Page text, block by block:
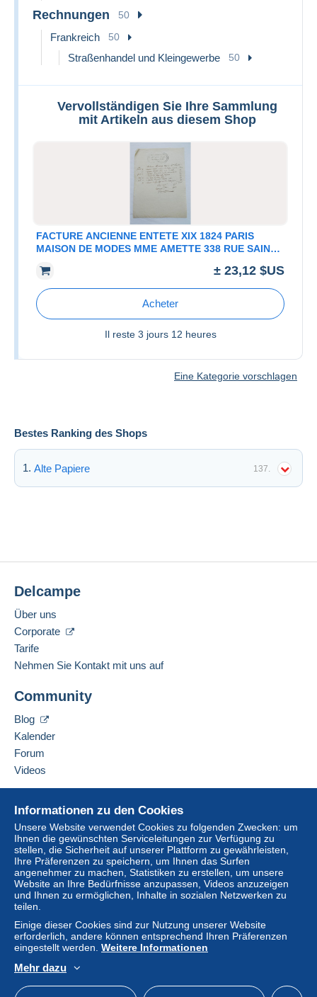
Bestes Ranking des Shops
Alte Papiere 137.
Rechnungen 50
Frankreich 50
Straßenhandel und Kleingewerbe 50
Vervollständigen Sie Ihre Sammlung
mit Artikeln aus diesem Shop
FACTURE ANCIENNE ENTETE XIX 1824 PARIS
MAISON DE MODES MME AMETTE 338 RUE SAINT
± 23,12 $US
Acheter
Il reste 3 jours 12 heures
Eine Kategorie vorschlagen
Informationen zu den Cookies
Unsere Website verwendet Cookies zu folgenden Zwecken: um
Ihnen die gewünschten Serviceleitungen zur Verfügung zu
stellen, die Sicherheit auf unserer Plattform zu gewährleisten,
Ihre Präferenzen zu speichern, um Ihnen das Surfen
angenehmer zu machen, Statistiken zu erstellen, um unsere
Website an Ihre Bedürfnisse anzupassen, Videos anzuzeigen
und Ihnen zu ermöglichen, Inhalte in sozialen Netzwerken zu
teilen.
Einige dieser Cookies sind zur Nutzung unserer Website
erforderlich, andere können entsprechend Ihren Präferenzen
eingestellt werden. Weitere Informationen
Mehr dazu
Delcampe
Über uns
Corporate
Tarife
Nehmen Sie Kontakt mit uns auf
Community
Blog
Kalender
Forum
Videos
Online-Hilfe
Auf Delcampe kaufen
Auf Delcampe verkaufen
Eine sichere Website